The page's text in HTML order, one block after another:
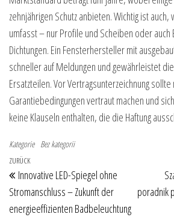
zehnjährigen Schutz anbieten. Wichtig ist
umfasst – nur Profile und Scheiben oder auch
Dichtungen. Ein Fensterhersteller mit
schneller auf Meldungen und gewährleistet
Ersatzteilen. Vor Vertragsunterzeichnung
Garantiebedingungen vertraut machen und
keine Klauseln enthalten, die die Haftung
Kategorie Bez kategorii
Beitragsnavigation
Vorheriger Beitrag
ZURÜCK
Innovative LED-Spiegel ohne
Stromanschluss – Zukunft der
energieeffizienten Badbeleuchtung
poradnik